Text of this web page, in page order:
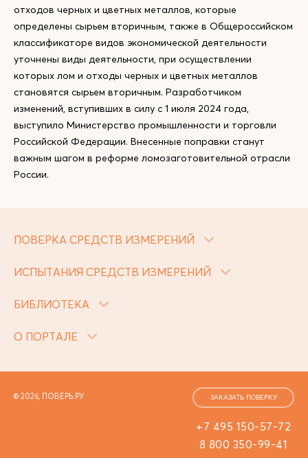
отходов черных и цветных металлов, которые
определены сырьем вторичным, также в Общероссийском
классификаторе видов экономической деятельности
уточнены виды деятельности, при осуществлении
которых лом и отходы черных и цветных металлов
становятся сырьем вторичным. Разработчиком
изменений, вступивших в силу с 1 июля 2024 года,
выступило Министерство промышленности и торговли
Российской Федерации. Внесенные поправки станут
важным шагом в реформе ломозаготовительной отрасли
России.
ПОВЕРКА СРЕДСТВ ИЗМЕРЕНИЙ
ИСПЫТАНИЯ СРЕДСТВ ИЗМЕРЕНИЙ
БИБЛИОТЕКА
О ПОРТАЛЕ
© 2026, ПОВЕРЬ.РУ
+7 495 150-57-72
8 800 350-99-41
ЗАКАЗАТЬ ПОВЕРКУ